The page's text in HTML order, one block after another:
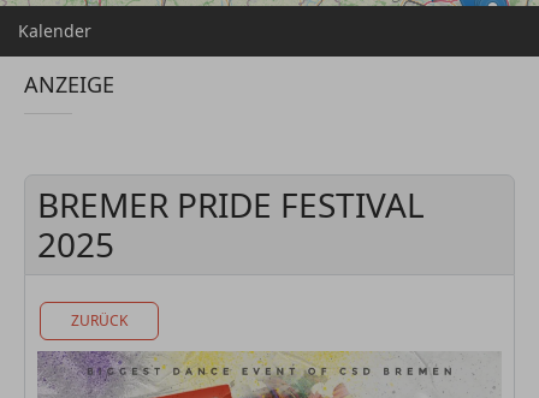
Kalender
ANZEIGE
BREMER PRIDE FESTIVAL
2025
ZURÜCK